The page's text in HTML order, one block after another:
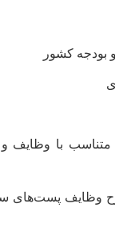
بودجه کشور
با وظایف
پست‌های